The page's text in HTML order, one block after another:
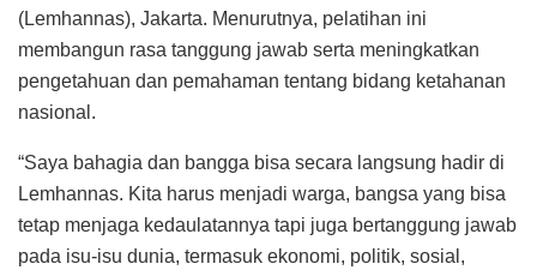
(Lemhannas), Jakarta. Menurutnya, pelatihan ini
membangun rasa tanggung jawab serta meningkatkan
pengetahuan dan pemahaman tentang bidang ketahanan
nasional.
“Saya bahagia dan bangga bisa secara langsung hadir di
Lemhannas. Kita harus menjadi warga, bangsa yang bisa
tetap menjaga kedaulatannya tapi juga bertanggung jawab
pada isu-isu dunia, termasuk ekonomi, politik, sosial,